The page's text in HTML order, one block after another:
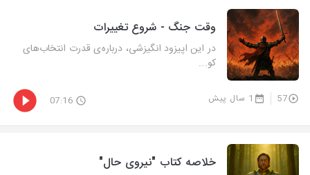
وقت جنگ - شروع تغییرات
در این اپیزود انگیزشی، درباره‌ی قدرت انتخاب‌های
کو...
57 1 سال پیش 07:16
خلاصه کتاب "نیروی حال"